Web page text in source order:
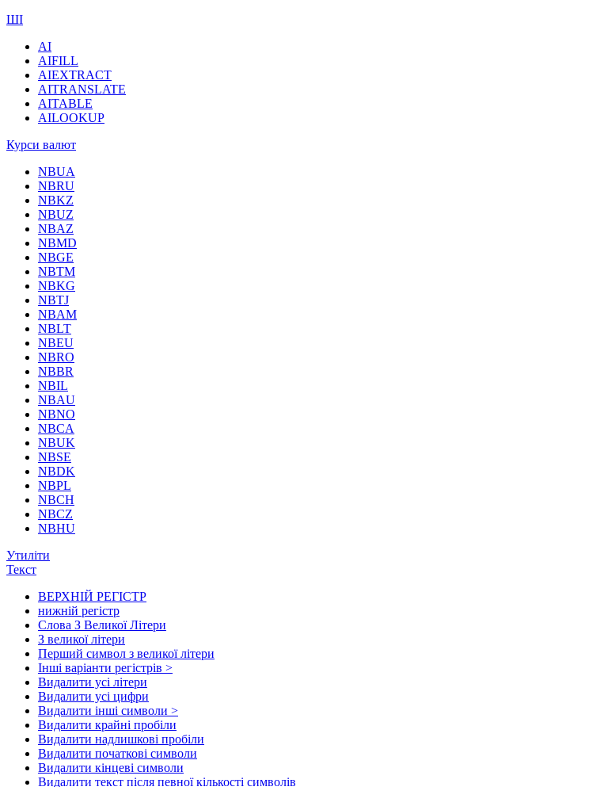
ШІ
AI
AIFILL
AIEXTRACT
AITRANSLATE
AITABLE
AILOOKUP
Курси валют
NBUA
NBRU
NBKZ
NBUZ
NBAZ
NBMD
NBGE
NBTM
NBKG
NBTJ
NBAM
NBLT
NBEU
NBRO
NBBR
NBIL
NBAU
NBNO
NBCA
NBUK
NBSE
NBDK
NBPL
NBCH
NBCZ
NBHU
Утиліти
Текст
ВЕРХНІЙ РЕГІСТР
нижній регістр
Слова З Великої Літери
З великої літери
Перший символ з великої літери
Інші варіанти регістрів >
Видалити усі літери
Видалити усі цифри
Видалити інші символи >
Видалити крайні пробіли
Видалити надлишкові пробіли
Видалити початкові символи
Видалити кінцеві символи
Видалити текст після певної кількості символів